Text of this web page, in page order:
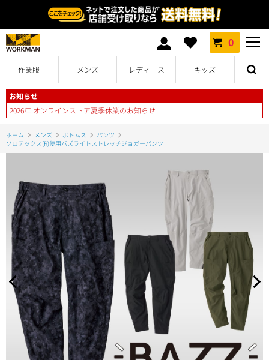
0
作業服 メンズ レディース キッズ
お知らせ
2026年 オンラインストア夏季休業のお知らせ
ホーム メンズ ボトムス
パンツ
ソロテックス(R)使用バズライトストレッチジョガーパンツ